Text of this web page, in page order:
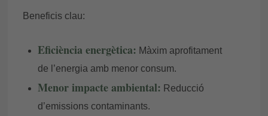
Beneficis clau:
Eficiència energètica: Màxim aprofitament
de l’energia amb menor consum.
Menor impacte ambiental: Reducció
d’emissions contaminants.